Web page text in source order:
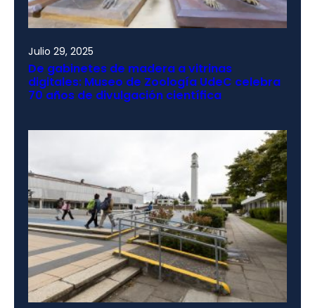
Julio 29, 2025
De gabinetes de madera a vitrinas
digitales: Museo de Zoología UdeC celebra
70 años de divulgación científica